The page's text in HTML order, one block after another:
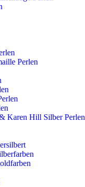
Perlen
Karen Hill Silber Perlen